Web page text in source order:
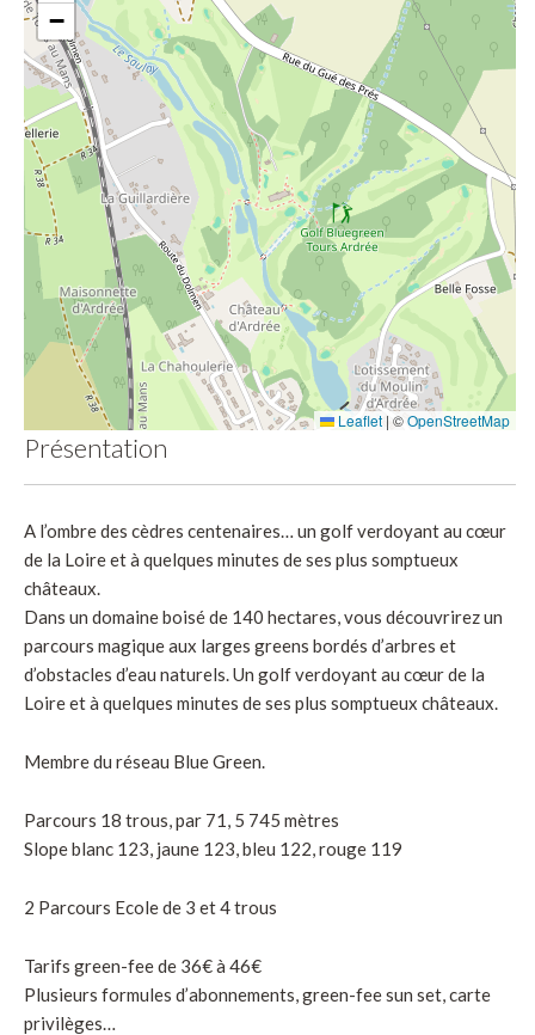
−
Leaflet | ©OpenStreetMap
Présentation
A l’ombre des cèdres centenaires… un golf verdoyant au cœur
de la Loire et à quelques minutes de ses plus somptueux
châteaux.
Dans un domaine boisé de 140 hectares, vous découvrirez un
parcours magique aux larges greens bordés d’arbres et
d’obstacles d’eau naturels. Un golf verdoyant au cœur de la
Loire et à quelques minutes de ses plus somptueux châteaux.
Membre du réseau Blue Green.
Parcours 18 trous, par 71, 5 745 mètres
Slope blanc 123, jaune 123, bleu 122, rouge 119
2 Parcours Ecole de 3 et 4 trous
Tarifs green-fee de 36€ à 46€
Plusieurs formules d’abonnements, green-fee sun set, carte
privilèges…